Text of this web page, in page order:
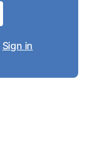
Sign in